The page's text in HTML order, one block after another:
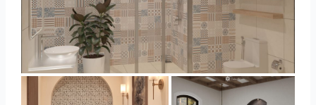
Collen_Bathroom